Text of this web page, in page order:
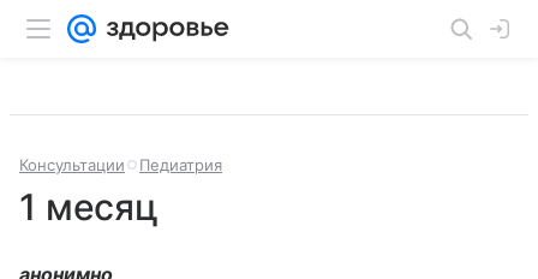
Консультации Педиатрия
1 месяц
анонимно